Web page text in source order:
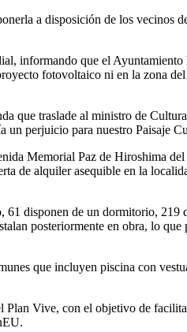
a disposición de los vecinos
informando que el Ayuntamiento
fotovoltaico ni en la zona
que traslade al ministro de
perjuicio para nuestro Paisaje
Memorial Paz de Hiroshima
de alquiler asequible en la
disponen de un dormitorio, 219
posteriormente en obra, lo
que incluyen piscina con
Vive, con el objetivo de